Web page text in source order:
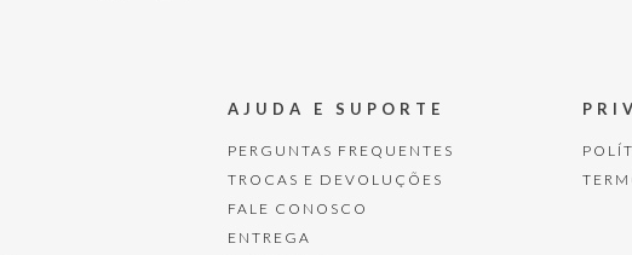
AJUDA E SUPORTE
PERGUNTAS FREQUENTES
TROCAS E DEVOLUÇÕES
FALE CONOSCO
ENTREGA